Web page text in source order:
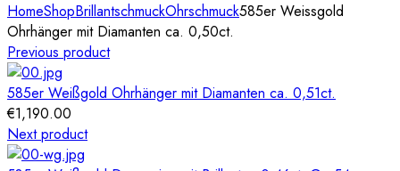
HomeShopBrillantschmuckOhrschmuck585er Weissgold
Ohrhänger mit Diamanten ca. 0,50ct.
Previous product
585er Weißgold Ohrhänger mit Diamanten ca. 0,51ct.
€1,190.00
Next product